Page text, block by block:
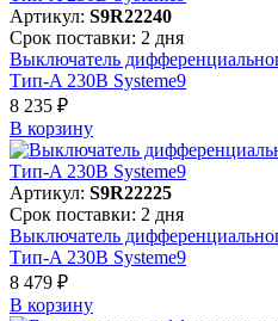
Артикул: S9R22240
Срок поставки: 2 дня
Выключатель
Тип-A 230В Systeme9
8 235 ₽
В корзинy
Артикул: S9R22225
Срок поставки: 2 дня
Выключатель
Тип-A 230В Systeme9
8 479 ₽
В корзинy